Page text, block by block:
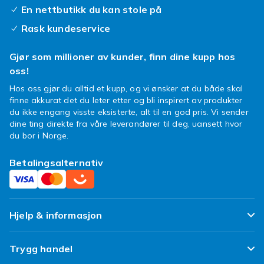
mobildeksler er designet for å sitte perfekt,
porter, så du slipper å ta av dekselet for å lade
spekteret avXperia Tipo deksler og finn det
designer.
Vær modig, vær fargerik, vær deg selv! Velg et
mønstret deksel som forteller din historie og
beskytter mobilen din med stil. Din Xperia
En nettbutikk du kan stole på
Rask kundeservice
Gjør som millioner av kunder, finn dine kupp hos
oss!
Hos oss gjør du alltid et kupp, og vi ønsker at du både skal
finne akkurat det du leter etter og bli inspirert av produkter
du ikke engang visste eksisterte, alt til en god pris. Vi sender
dine ting direkte fra våre leverandører til deg, uansett hvor
du bor i Norge.
Betalingsalternativ
Hjelp & informasjon
Ofte stilte spørsmål
Trygg handel